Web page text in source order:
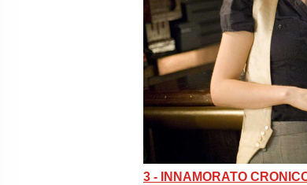
3 - INNAMORATO